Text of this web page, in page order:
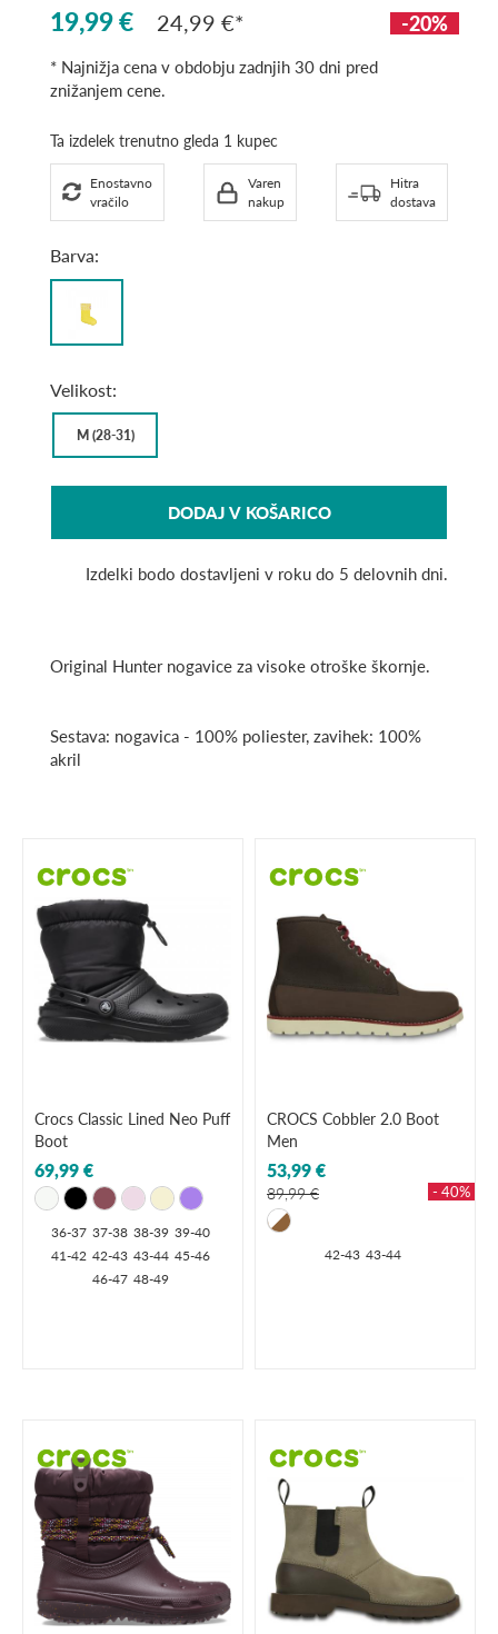
19,99 € 24,99 € -20%
* Najnižja cena v obdobju zadnjih 30 dni pred
znižanjem cene.
Ta izdelek trenutno gleda 1 kupec
Enostavno
vračilo
Varen
nakup
Hitra
dostava
Barva:
Lightening
yellow
marl
Velikost:
M (28-31)
DODAJ V KOŠARICO
Izdelki bodo dostavljeni v roku do 5 delovnih dni.
Original Hunter nogavice za visoke otroške škornje.
Sestava: nogavica - 100% poliester, zavihek: 100%
akril
Crocs Classic Lined Neo Puff
Boot
69,99 €
36-37 37-38 38-39 39-40
41-42 42-43 43-44 45-46
46-47 48-49
CROCS Cobbler 2.0 Boot
Men
53,99 €
89,99 € - 40%
42-43 43-44